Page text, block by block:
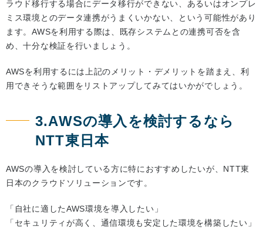
ラウド移行する場合にデータ移行ができない、あるいはオンプレ
ミス環境とのデータ連携がうまくいかない、という可能性があり
ます。AWSを利用する際は、既存システムとの連携可否を含
め、十分な検証を行いましょう。
AWSを利用するには上記のメリット・デメリットを踏まえ、利
用できそうな範囲をリストアップしてみてはいかがでしょう。
3.AWSの導入を検討するなら
NTT東日本
AWSの導入を検討している方に特におすすめしたいが、NTT東
日本のクラウドソリューションです。
「自社に適したAWS環境を導入したい」
「セキュリティが高く、通信環境も安定した環境を構築したい」